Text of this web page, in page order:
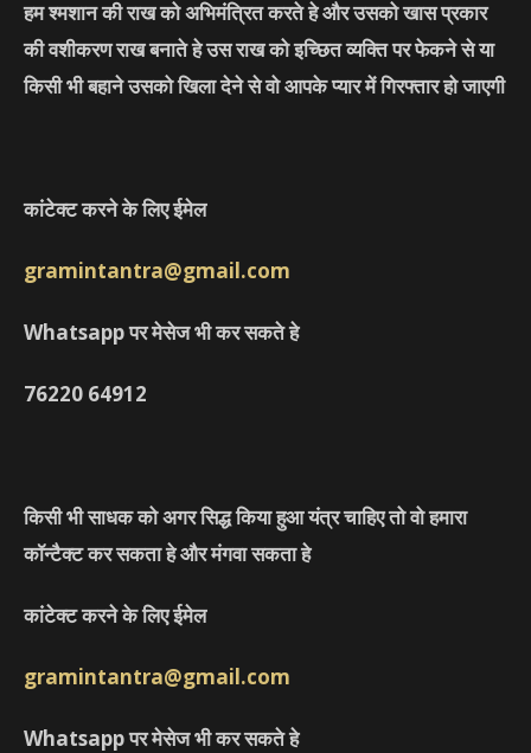
हम श्मशान की राख को अभिमंत्रित करते हे और उसको खास प्रकार
की वशीकरण राख बनाते हे उस राख को इच्छित व्यक्ति पर फेकने से या
किसी भी बहाने उसको खिला देने से वो आपके प्यार में गिरफ्तार हो जाएगी
कांटेक्ट करने के लिए ईमेल
gramintantra@gmail.com
Whatsapp पर मेसेज भी कर सकते हे
76220 64912
किसी भी साधक को अगर सिद्ध किया हुआ यंत्र चाहिए तो वो हमारा
कॉन्टैक्ट कर सकता हे और मंगवा सकता हे
कांटेक्ट करने के लिए ईमेल
gramintantra@gmail.com
Whatsapp पर मेसेज भी कर सकते हे